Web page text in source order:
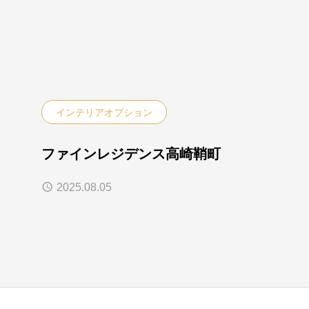
インテリアオプション
ファインレジデンス高崎鞘町
2025.08.05